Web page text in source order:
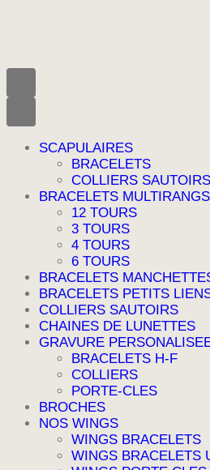
SCAPULAIRES
BRACELETS
COLLIERS SAUTOIRS
BRACELETS MULTIRANGS
12 TOURS
3 TOURS
4 TOURS
6 TOURS
BRACELETS
BRACELETS PETITS
COLLIERS SAUTOIRS
CHAINES DE LUNETTES
GRAVURE
BRACELETS H-F
COLLIERS
PORTE-CLES
BROCHES
NOS WINGS
WINGS BRACELETS
WINGS BRACELETS